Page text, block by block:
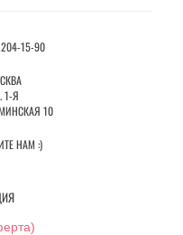
15-90
1-Я
10
НАМ :)